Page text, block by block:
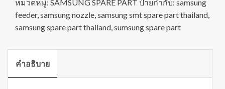
หมวดหมู่: SAMSUNG SPARE PART ป้ายกำกับ: samsung
feeder,samsung nozzle,samsung smt spare part thailand,
samsung spare part thailand,sumsung spare part
คำอธิบาย